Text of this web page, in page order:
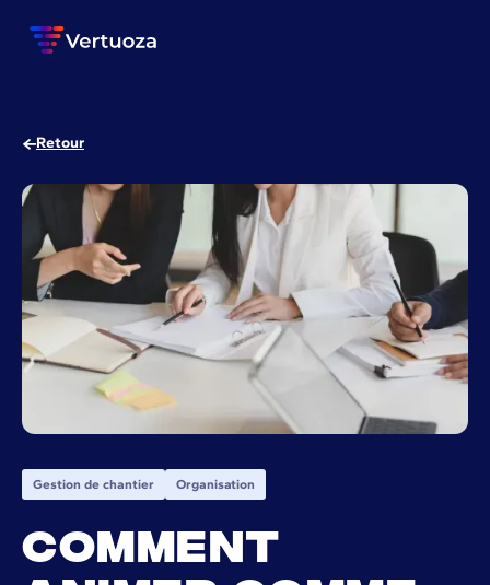
Retour
Gestion de chantier Organisation
Comment